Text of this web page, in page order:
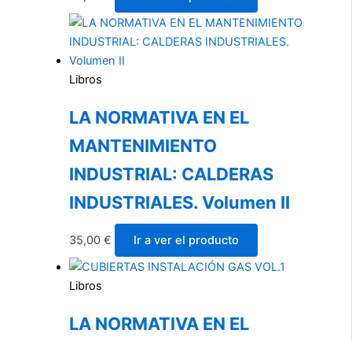
Libros
LA NORMATIVA EN EL
MANTENIMIENTO
INDUSTRIAL: CALDERAS
INDUSTRIALES. Volumen II
35,00 € Ir a ver el producto
Libros
LA NORMATIVA EN EL